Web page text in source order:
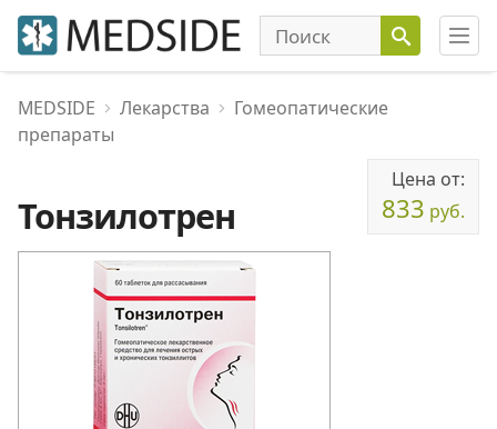
MEDSIDE Лекарства
Гомеопатические
препараты
Тонзилотрен
Цена от:
833 руб.